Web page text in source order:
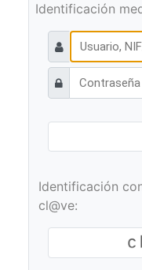
Identificación
Identificación
cl@ve: